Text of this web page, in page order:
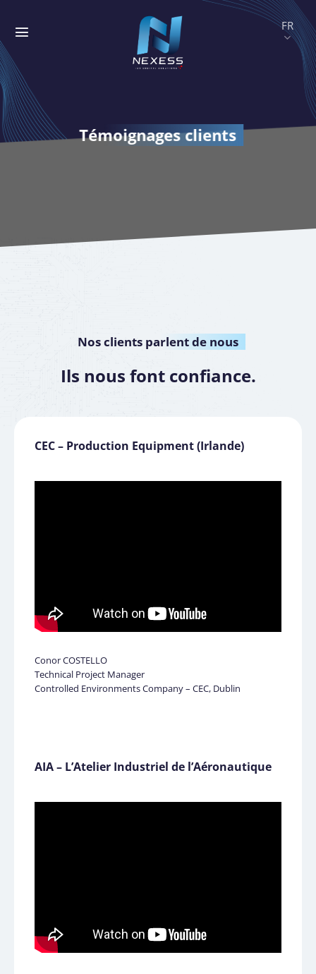
contenu
Témoignages clients
Nos clients parlent de nous
Ils nous font confiance.
CEC – Production Equipment (Irlande)
Conor COSTELLO
Technical Project Manager
Controlled Environments Company – CEC, Dublin
AIA – L’Atelier Industriel de l’Aéronautique